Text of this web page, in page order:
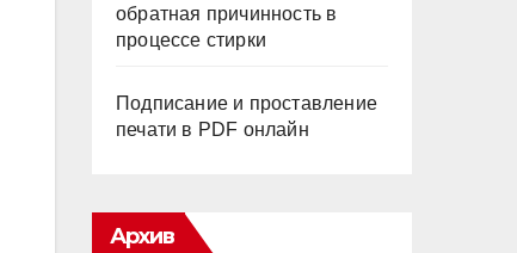
обратная причинность в
процессе стирки
Подписание и проставление
печати в PDF онлайн
Архив